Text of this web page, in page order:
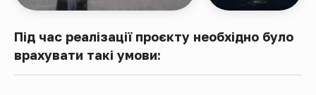
Під час реалізації проєкту необхідно було
врахувати такі умови: